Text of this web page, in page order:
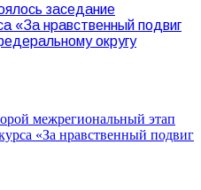
заседание
«За нравственный подвиг
округу
межрегиональный этап
«За нравственный подвиг